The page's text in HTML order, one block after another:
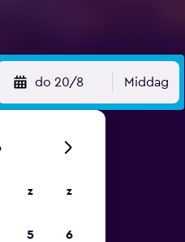
do 20/8 Middag
z z
5 6